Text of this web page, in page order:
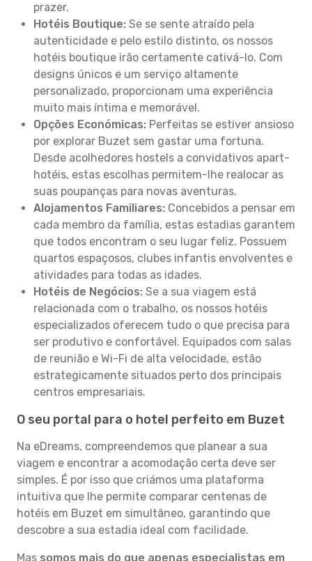
prazer.
Hotéis Boutique: Se se sente atraído pela
autenticidade e pelo estilo distinto, os nossos
hotéis boutique irão certamente cativá-lo. Com
designs únicos e um serviço altamente
personalizado, proporcionam uma experiência
muito mais íntima e memorável.
Opções Económicas: Perfeitas se estiver ansioso
por explorar Buzet sem gastar uma fortuna.
Desde acolhedores hostels a convidativos apart-
hotéis, estas escolhas permitem-lhe realocar as
suas poupanças para novas aventuras.
Alojamentos Familiares: Concebidos a pensar em
cada membro da família, estas estadias garantem
que todos encontram o seu lugar feliz. Possuem
quartos espaçosos, clubes infantis envolventes e
atividades para todas as idades.
Hotéis de Negócios: Se a sua viagem está
relacionada com o trabalho, os nossos hotéis
especializados oferecem tudo o que precisa para
ser produtivo e confortável. Equipados com salas
de reunião e Wi-Fi de alta velocidade, estão
estrategicamente situados perto dos principais
centros empresariais.
O seu portal para o hotel perfeito em Buzet
Na eDreams, compreendemos que planear a sua
viagem e encontrar a acomodação certa deve ser
simples. É por isso que criámos uma plataforma
intuitiva que lhe permite comparar centenas de
hotéis em Buzet em simultâneo, garantindo que
descobre a sua estadia ideal com facilidade.
Mas somos mais do que apenas especialistas em